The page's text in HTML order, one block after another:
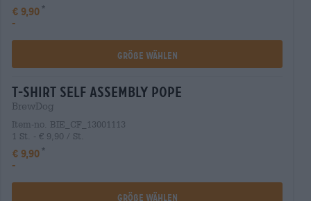
€ 9,90
-
Größe Wählen
t-shirt self assembly pope
BrewDog
Item-no. BIE_CF_13001113
1 St. - € 9,90 / St.
€ 9,90
-
Größe Wählen